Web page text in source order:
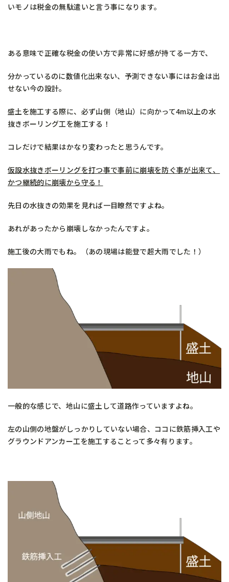
いモノは税金の無駄遣いと言う事になります。
ある意味で正確な税金の使い方で非常に好感が持てる一方で、
分かっているのに数値化出来ない、予測できない事にはお金は出
せない今の設計。
盛土を施工する際に、必ず山側（地山）に向かって4m以上の水
抜きボーリング工を施工する！
コレだけで結果はかなり変わったと思うんです。
仮設水抜きボーリングを打つ事で事前に崩壊を防ぐ事が出来て、
かつ継続的に崩壊から守る！
先日の水抜きの効果を見れば一目瞭然ですよね。
あれがあったから崩壊しなかったんですよ。
施工後の大雨でもね。（あの現場は能登で超大雨でした！）
一般的な感じで、地山に盛土して道路作っていますよね。
左の山側の地盤がしっかりしていない場合、ココに鉄筋挿入工や
グラウンドアンカー工を施工することって多々有ります。